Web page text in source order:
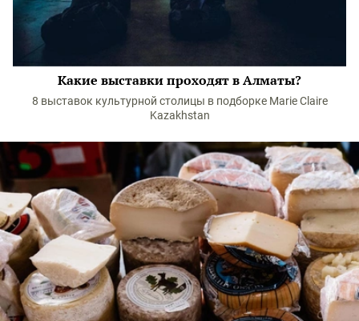
Какие выставки проходят в Алматы?
8 выставок культурной столицы в подборке Marie Claire
Kazakhstan